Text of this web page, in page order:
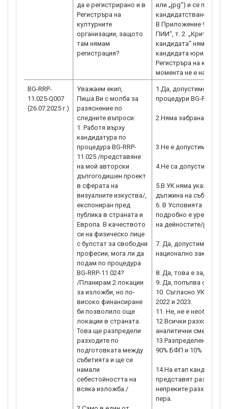
да е регистрирано и в
Регистръра на
културните
организации, защото
там нямам
регистрация?
или „jpg“) и се
кандидатстване.
В Приложение 9
ПИИ“, т. 2. „Критерии
кандидата“ няма
кандидата
Регистръра на
момента не е напълно
BG-RRP-
11.025-Q007
(26.07.2025 г.)
Уважаем екип,
Пиша Ви с молба за
разяснение по
следните въпроси:
1. Работя върху
кандидатура по
процедура BG-RRP-
11.025 /представяне
на мой авторски
дългогодишен проект
в сферата на
визуалните изкуства/,
експониран пред
публика в страната и
Европа. В качеството
си на физическо лице
с булстат за свободни
професии, мога ли да
подам по процедура
BG-RRP-11.024?
/Планирам 2 локации
за изложби, но по-
високо финансиране
би позволило още
локации в страната.
Това ще разпредели
разходите по
подготовката между
събитията и ще се
намали
себестойността на
всяка изложба./
1.Да, допустимо е да
процедури BG-RRP-
2.Няма забрана и
3.Не е допустимо
4.Не са допустими
5.В УК няма указана
дължина на
6. В Условията за
подробно е уреден
на дейностите/
7. Да, допустимо е
национално
8. Да, това е
9. Да, попълва се
10. Съгласно УК
2022 и 2023.
11. Не, не е
12.Всички разходи се
аналитични сметки на
13.Разпределението
90% БФП и 10% СФ
14.На етап
представят
непреките разходи и
пера.